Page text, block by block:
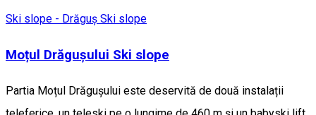
Ski slope - Drăguș Ski slope
Moțul Drăgușului Ski slope
Partia Moțul Drăgușului este deservită de două instalații